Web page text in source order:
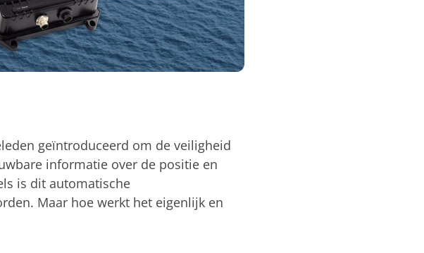
geïntroduceerd om de veiligheid
informatie over de positie en
is dit automatische
Maar hoe werkt het eigenlijk en